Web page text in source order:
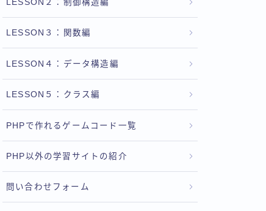
LESSON２：制御構造編
LESSON３：関数編
LESSON４：データ構造編
LESSON５：クラス編
PHPで作れるゲームコード一覧
PHP以外の学習サイトの紹介
問い合わせフォーム